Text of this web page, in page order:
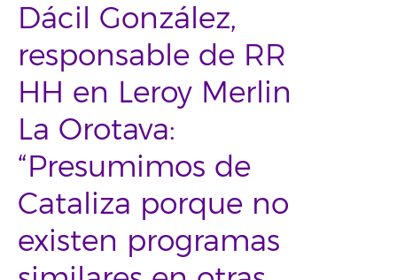
Dácil González,
responsable de RR
HH en Leroy Merlin
La Orotava:
“Presumimos de
Cataliza porque no
existen programas